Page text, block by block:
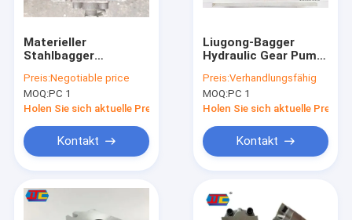
Produkte
Materieller
Stahlbagger
12T für Bagger EX60
Preis:Negotiable price
MOQ:PC 1
Holen Sie sich aktuelle Preis
Kontakt
Liugong-Bagger
Hydraulic Gear Pump
K3SP36C
Preis:Verhandlungsfähig
MOQ:PC 1
Holen Sie sich aktuelle Preis
Kontakt